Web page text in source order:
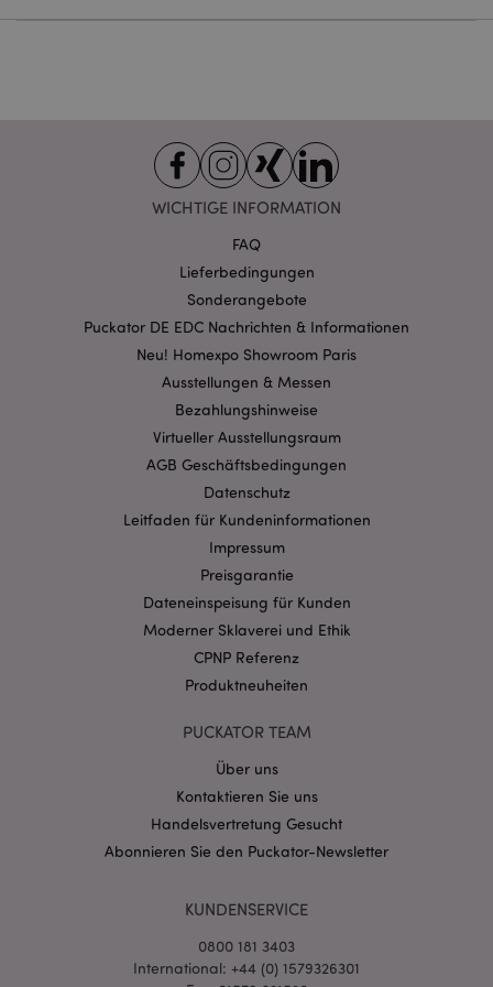
WICHTIGE INFORMATION
FAQ
Lieferbedingungen
Sonderangebote
Puckator DE EDC Nachrichten & Informationen
Neu! Homexpo Showroom Paris
Ausstellungen & Messen
Bezahlungshinweise
Virtueller Ausstellungsraum
AGB Geschäftsbedingungen
Datenschutz
Leitfaden für Kundeninformationen
Impressum
Preisgarantie
Dateneinspeisung für Kunden
Moderner Sklaverei und Ethik
CPNP Referenz
Produktneuheiten
PUCKATOR TEAM
Über uns
Kontaktieren Sie uns
Handelsvertretung Gesucht
Abonnieren Sie den Puckator-Newsletter
KUNDENSERVICE
0800 181 3403
International: +44 (0) 1579326301
Name
PHPSESSID
PHP.net
Datenschutzbestimmungen von Google